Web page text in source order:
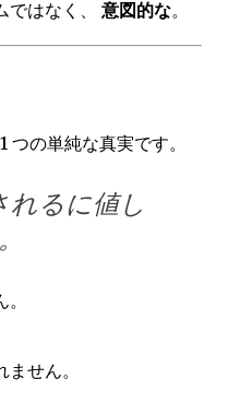
ではなく、 意図的な。
の単純な真実です。
れるに値し
せん。